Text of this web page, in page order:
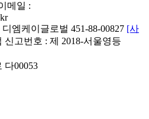
메일 :
엠케이글로벌 451-88-00827 [사
신고번호 : 제 2018-서울영등
다00053